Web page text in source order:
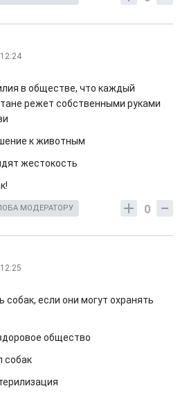
в обществе, что каждый
режет собственными руками
к животным
жестокость
0
МОДЕРАТОРУ
собак, если они могут охранять
общество
собак